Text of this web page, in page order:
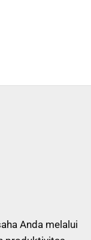
Anda melalui